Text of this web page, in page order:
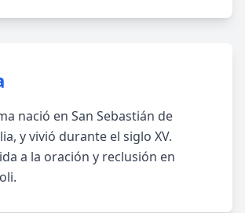
nació en San Sebastián de
y vivió durante el siglo XV.
a la oración y reclusión en